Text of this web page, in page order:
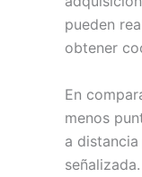
pueden
obtener
En
menos
a